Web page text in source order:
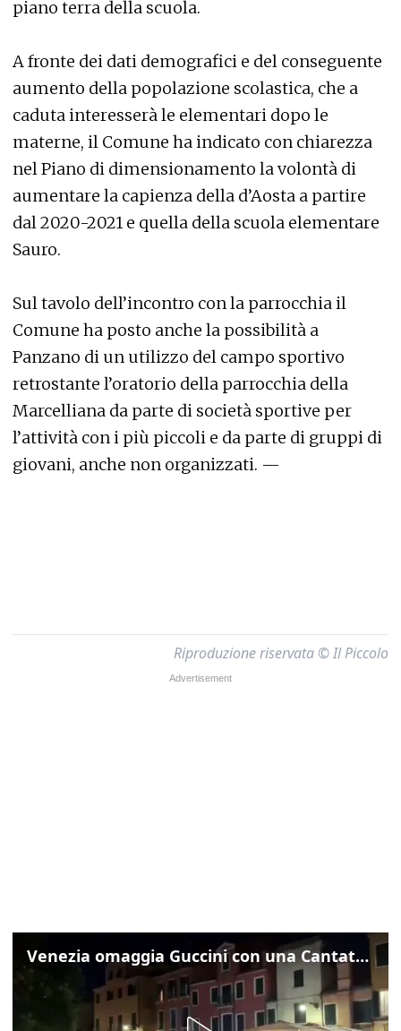
piano terra della scuola.
A fronte dei dati demografici e del conseguente
aumento della popolazione scolastica, che a
caduta interesserà le elementari dopo le
materne, il Comune ha indicato con chiarezza
nel Piano di dimensionamento la volontà di
aumentare la capienza della d’Aosta a partire
dal 2020-2021 e quella della scuola elementare
Sauro.
Sul tavolo dell’incontro con la parrocchia il
Comune ha posto anche la possibilità a
Panzano di un utilizzo del campo sportivo
retrostante l’oratorio della parrocchia della
Marcelliana da parte di società sportive per
l’attività con i più piccoli e da parte di gruppi di
giovani, anche non organizzati. —
Riproduzione riservata © Il Piccolo
Venezia omaggia Guccini con una Cantata Anarchica in campo Santa Margherita